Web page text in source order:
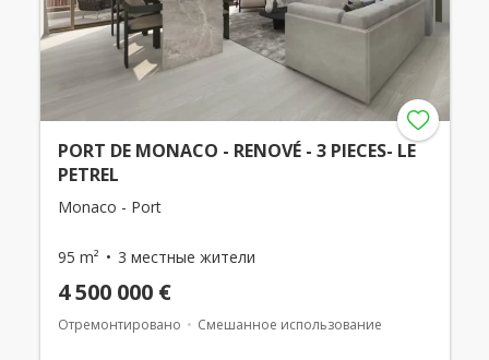
PORT DE MONACO - RENOVÉ - 3 PIECES- LE
PETREL
Monaco - Port
95 m² 3 местные жители
4 500 000 €
Отремонтировано Смешанное использование